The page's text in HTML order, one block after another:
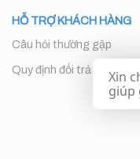
HỖ TRỢ KHÁCH HÀNG
Câu hỏi thường gặp
Quy định đổi trả
Xin
giúp